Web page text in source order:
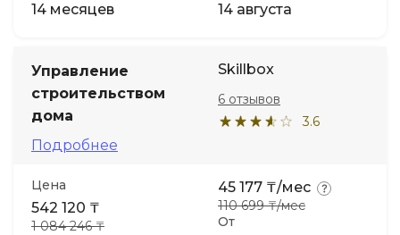
14 месяцев 14 августа
Управление
строительством
дома
Подробнее
Skillbox
3.6
6 отзывов
Цена
542 120 ₸
1 084 246 ₸
От
45 177 ₸/мес
110 699 ₸/мес